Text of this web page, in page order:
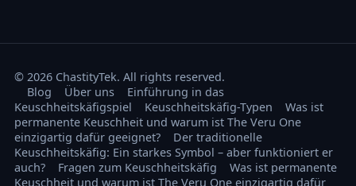
© 2026 ChastityTek. All rights reserved.
Blog
Über uns
Einführung in das
Keuschheitskäfigspiel
Keuschheitskäfig-Typen
Was ist
permanente Keuschheit und warum ist The Veru One
einzigartig dafür geeignet?
Der traditionelle
Keuschheitskäfig: Ein starkes Symbol – aber funktioniert er
auch?
Fragen zum Keuschheitskäfig
Was ist permanente
Keuschheit und warum ist The Veru One einzigartig dafür